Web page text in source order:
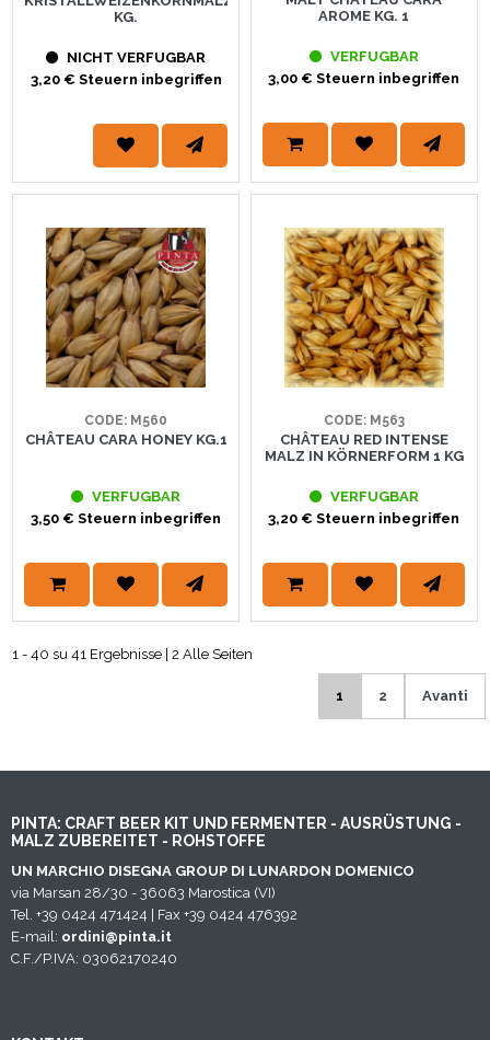
KG.
NICHT VERFUGBAR
3,20 € Steuern inbegriffen
AROME KG. 1
VERFUGBAR
3,00 € Steuern inbegriffen
CODE: M560
CHÂTEAU CARA HONEY KG.1
VERFUGBAR
3,50 € Steuern inbegriffen
CODE: M563
CHÂTEAU RED INTENSE
MALZ IN KÖRNERFORM 1 KG
VERFUGBAR
3,20 € Steuern inbegriffen
1 - 40 su 41 Ergebnisse | 2 Alle Seiten
1 2 Avanti
PINTA: CRAFT BEER KIT UND FERMENTER - AUSRÜSTUNG -
MALZ ZUBEREITET - ROHSTOFFE
UN MARCHIO DISEGNA GROUP DI LUNARDON DOMENICO
via Marsan 28/30 - 36063 Marostica (VI)
Tel. +39 0424 471424 | Fax +39 0424 476392
E-mail: ordini@pinta.it
C.F./P.IVA: 03062170240